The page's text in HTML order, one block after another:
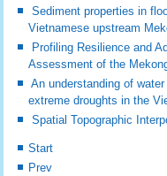
Sediment properties in
Vietnamese upstream
Profiling Resilience and
Assessment of the
An understanding of
extreme droughts in the
Spatial Topographic
Start
Prev